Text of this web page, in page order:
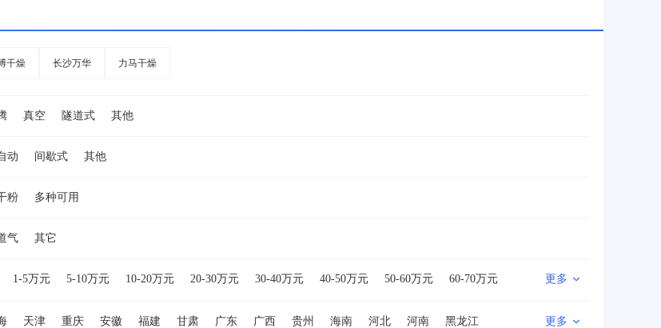
干燥 长沙万华 力马干燥
真空 隧道式 其他
动 间歇式 其他
粉 多种可用
气 其它
1-5万元 5-10万元 10-20万元 20-30万元 30-40万元 40-50万元 50-60万元
60-70万元
更多
天津 重庆 安徽 福建 甘肃 广东 广西 贵州 海南 河北 河南
黑龙江
更多